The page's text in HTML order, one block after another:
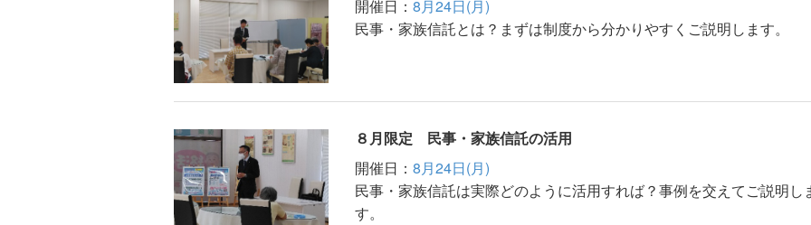
開催日： 8月24日(月)
民事・家族信託とは？まずは制度から分かりやすくご説明します。
８月限定 民事・家族信託の活用
開催日： 8月24日(月)
民事・家族信託は実際どのように活用すれば？事例を交えてご説明し
す。